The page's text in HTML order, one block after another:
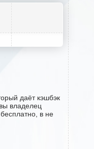
даёт кэшбэк
владелец
в не